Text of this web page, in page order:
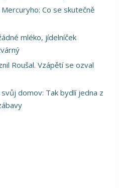
Co se skutečně
mléko, jídelníček
Roušal. Vzápětí se ozval
domov: Tak bydlí jedna z